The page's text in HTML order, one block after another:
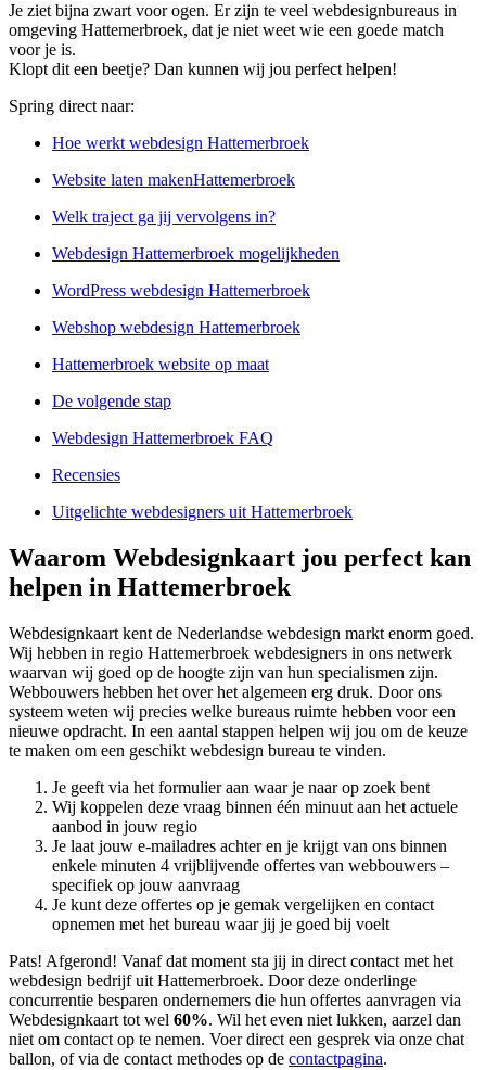
Je ziet bijna zwart voor ogen. Er zijn te veel webdesignbureaus in
omgeving Hattemerbroek, dat je niet weet wie een goede match
voor je is.
Klopt dit een beetje? Dan kunnen wij jou perfect helpen!
Spring direct naar:
Hoe werkt webdesign Hattemerbroek
Website laten makenHattemerbroek
Welk traject ga jij vervolgens in?
Webdesign Hattemerbroek mogelijkheden
WordPress webdesign Hattemerbroek
Webshop webdesign Hattemerbroek
Hattemerbroek website op maat
De volgende stap
Webdesign Hattemerbroek FAQ
Recensies
Uitgelichte webdesigners uit Hattemerbroek
Waarom Webdesignkaart jou perfect kan
helpen in Hattemerbroek
Webdesignkaart kent de Nederlandse webdesign markt enorm goed.
Wij hebben in regio Hattemerbroek webdesigners in ons netwerk
waarvan wij goed op de hoogte zijn van hun specialismen zijn.
Webbouwers hebben het over het algemeen erg druk. Door ons
systeem weten wij precies welke bureaus ruimte hebben voor een
nieuwe opdracht. In een aantal stappen helpen wij jou om de keuze
te maken om een geschikt webdesign bureau te vinden.
Je geeft via het formulier aan waar je naar op zoek bent
Wij koppelen deze vraag binnen één minuut aan het actuele
aanbod in jouw regio
Je laat jouw e-mailadres achter en je krijgt van ons binnen
enkele minuten 4 vrijblijvende offertes van webbouwers –
specifiek op jouw aanvraag
Je kunt deze offertes op je gemak vergelijken en contact
opnemen met het bureau waar jij je goed bij voelt
Pats! Afgerond! Vanaf dat moment sta jij in direct contact met het
webdesign bedrijf uit Hattemerbroek. Door deze onderlinge
concurrentie besparen ondernemers die hun offertes aanvragen via
Webdesignkaart tot wel 60%. Wil het even niet lukken, aarzel dan
niet om contact op te nemen. Voer direct een gesprek via onze chat
ballon, of via de contact methodes op de contactpagina.